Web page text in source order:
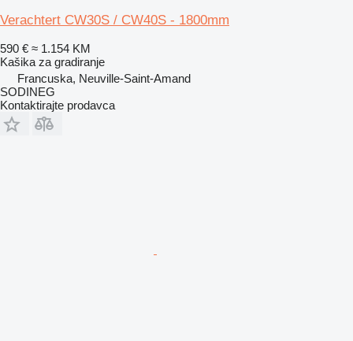
Verachtert CW30S / CW40S - 1800mm
590 € ≈ 1.154 KM
Kašika za gradiranje
Francuska, Neuville-Saint-Amand
SODINEG
Kontaktirajte prodavca